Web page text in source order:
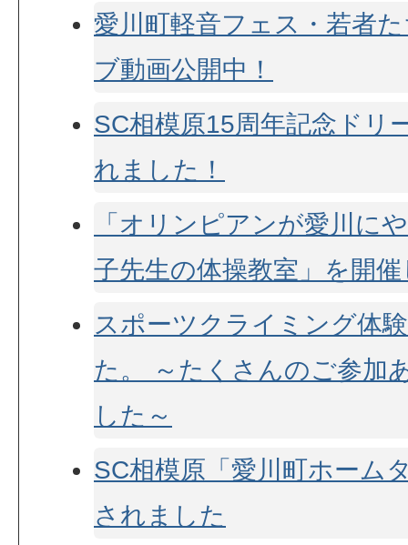
愛川町軽音フェス・若者
ブ動画公開中！
SC相模原15周年記念ドリ
れました！
「オリンピアンが愛川に
子先生の体操教室」を開
スポーツクライミング体
た。 ～たくさんのご参加
した～
SC相模原「愛川町ホーム
されました